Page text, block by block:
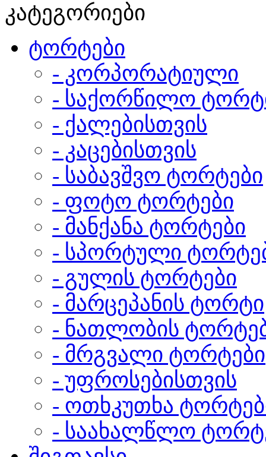
კატეგორიები
ტორტები
- კორპორატიული
- საქორწილო
- ქალებისთვის
- კაცებისთვის
- საბავშვო ტორტები
- ფოტო ტორტები
- მანქანა ტორტები
- სპორტული
- გულის ტორტები
- მარცეპანის ტორტი
- ნათლობის
- მრგვალი ტორტები
- უფროსებისთვის
- ოთხკუთხა
- საახალწლო